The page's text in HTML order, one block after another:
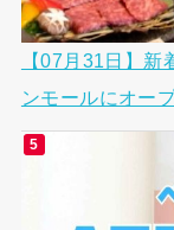
【07月31日】
ンモールにオー